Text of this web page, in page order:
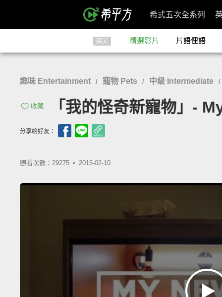
希式五次全系列
英文 精選影片 片語俚語
趣味 Entertainment / 寵物 Pets / 中級 Intermediate /
收藏 「我的怪奇新寵物」-
分享給好友：
觀看次數：29275 • 2015-02-10